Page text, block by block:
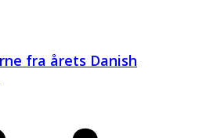
fra årets Danish